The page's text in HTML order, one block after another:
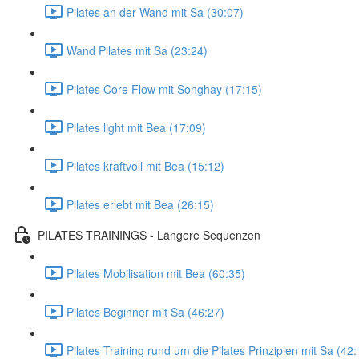
Pilates an der Wand mit Sa (30:07)
Wand Pilates mit Sa (23:24)
Pilates Core Flow mit Songhay (17:15)
Pilates light mit Bea (17:09)
Pilates kraftvoll mit Bea (15:12)
Pilates erlebt mit Bea (26:15)
PILATES TRAININGS - Längere Sequenzen
Pilates Mobilisation mit Bea (60:35)
Pilates Beginner mit Sa (46:27)
Pilates Training rund um die Pilates Prinzipien mit Sa